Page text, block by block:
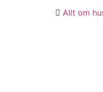
Allt om